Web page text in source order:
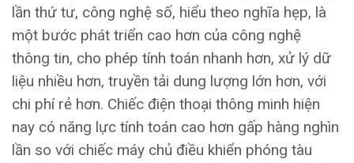
lần thứ tư, công nghệ số, hiểu theo nghĩa hẹp, là
một bước phát triển cao hơn của công nghệ
thông tin, cho phép tính toán nhanh hơn, xử lý dữ
liệu nhiều hơn, truyền tải dung lượng lớn hơn, với
chi phí rẻ hơn. Chiếc điện thoại thông minh hiện
nay có năng lực tính toán cao hơn gấp hàng nghìn
lần so với chiếc máy chủ điều khiển phóng tàu